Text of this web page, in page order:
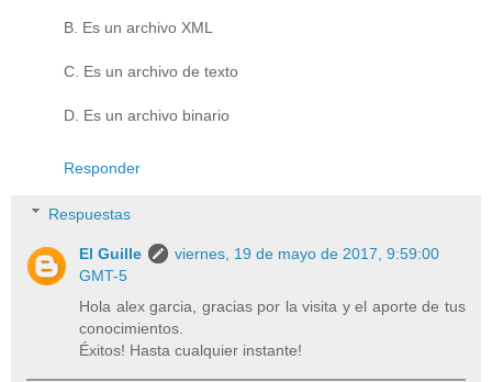
B. Es un archivo XML
C. Es un archivo de texto
D. Es un archivo binario
Responder
Respuestas
El Guille
viernes, 19 de mayo de 2017, 9:59:00
GMT-5
Hola alex garcia, gracias por la visita y el aporte de tus
conocimientos.
Éxitos! Hasta cualquier instante!